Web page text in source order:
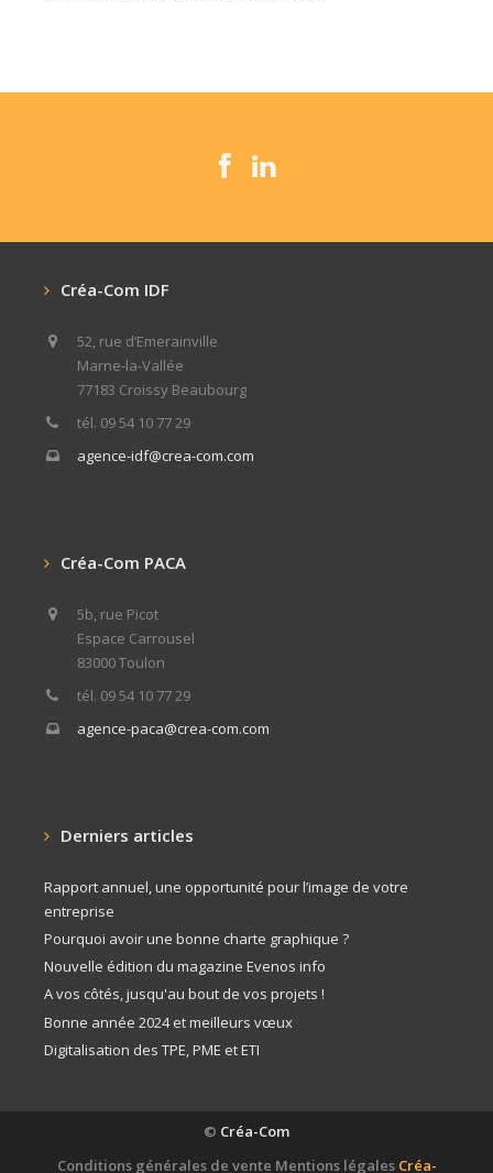
Créa-Com IDF
52, rue d’Emerainville
Marne-la-Vallée
77183 Croissy Beaubourg
tél. 09 54 10 77 29
agence-idf@crea-com.com
Créa-Com PACA
5b, rue Picot
Espace Carrousel
83000 Toulon
tél. 09 54 10 77 29
agence-paca@crea-com.com
Derniers articles
Rapport annuel, une opportunité pour l’image de votre
entreprise
Pourquoi avoir une bonne charte graphique ?
Nouvelle édition du magazine Evenos info
A vos côtés, jusqu'au bout de vos projets !
Bonne année 2024 et meilleurs vœux
Digitalisation des TPE, PME et ETI
© Créa-Com
Conditions générales de vente Mentions légales Créa-